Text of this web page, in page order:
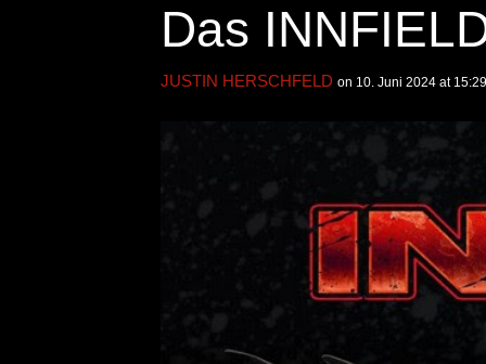
Das
JUSTIN HERSCHFELD on 10. Juni 2024 at 15:29